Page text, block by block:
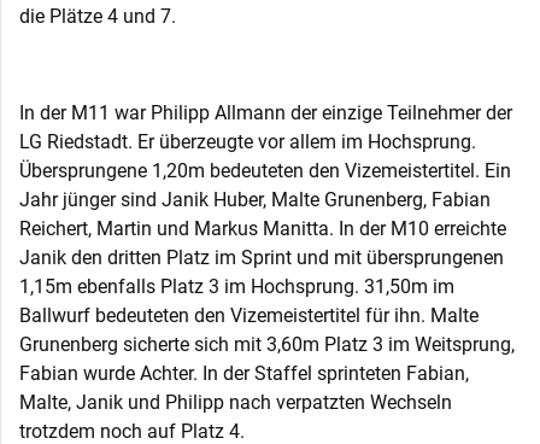
die Plätze 4 und 7.
In der M11 war Philipp Allmann der einzige Teilnehmer der
LG Riedstadt. Er überzeugte vor allem im Hochsprung.
Übersprungene 1,20m bedeuteten den Vizemeistertitel. Ein
Jahr jünger sind Janik Huber, Malte Grunenberg, Fabian
Reichert, Martin und Markus Manitta. In der M10 erreichte
Janik den dritten Platz im Sprint und mit übersprungenen
1,15m ebenfalls Platz 3 im Hochsprung. 31,50m im
Ballwurf bedeuteten den Vizemeistertitel für ihn. Malte
Grunenberg sicherte sich mit 3,60m Platz 3 im Weitsprung,
Fabian wurde Achter. In der Staffel sprinteten Fabian,
Malte, Janik und Philipp nach verpatzten Wechseln
trotzdem noch auf Platz 4.